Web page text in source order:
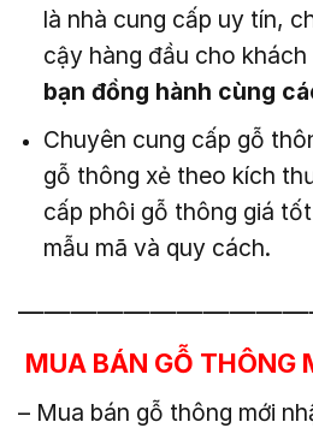
là nhà cung cấp uy tín,
cậy hàng đầu cho khách
bạn đồng hành cùng
Chuyên cung cấp gỗ
gỗ thông xẻ theo kích
cấp phôi gỗ thông giá
mẫu mã và quy cách.
MUA BÁN GỖ THÔNG
– Mua bán gỗ thông mới